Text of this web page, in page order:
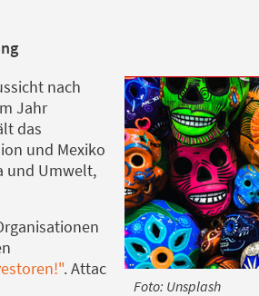
Foto: Unsplash
nach
Jahr
das
und Mexiko
und Umwelt,
. Attac